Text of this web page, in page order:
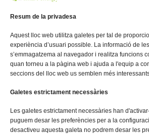
Resum de la privadesa
Aquest lloc web utilitza galetes per tal de
experiència d’usuari possible. La informació de
s’emmagatzema al navegador i realitza funcions
quan torneu a la pàgina web i ajuda a l'equip a
seccions del lloc web us semblen més
Galetes estrictament necessàries
Les galetes estrictament necessàries han
puguem desar les preferències per a la
desactiveu aquesta galeta no podrem desar les